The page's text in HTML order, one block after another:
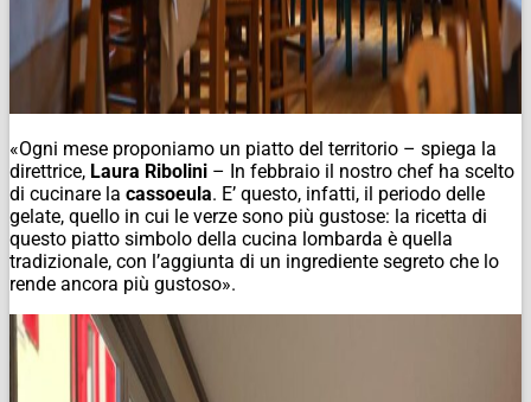
«Ogni mese proponiamo un piatto del territorio – spiega la
direttrice, Laura Ribolini – In febbraio il nostro chef ha scelto
di cucinare la cassoeula. E’ questo, infatti, il periodo delle
gelate, quello in cui le verze sono più gustose: la ricetta di
questo piatto simbolo della cucina lombarda è quella
tradizionale, con l’aggiunta di un ingrediente segreto che lo
rende ancora più gustoso».